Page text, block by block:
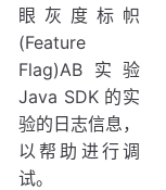
眼灰度标帜
(Feature
Flag)AB实验
Java SDK 的实
验的日志信息，
以帮助进行调
试。